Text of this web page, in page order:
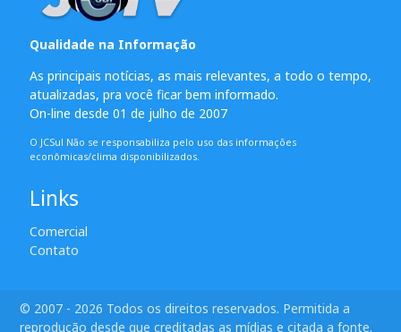
Qualidade na Informação
As principais notícias, as mais relevantes, a todo o tempo,
atualizadas, pra você ficar bem informado.
On-line desde 01 de julho de 2007
O JCSul Não se responsabiliza pelo uso das informações
econômicas/clima disponibilizados.
Links
Comercial
Contato
© 2007 - 2026 Todos os direitos reservados. Permitida a
reprodução desde que creditadas as mídias e citada a fonte.